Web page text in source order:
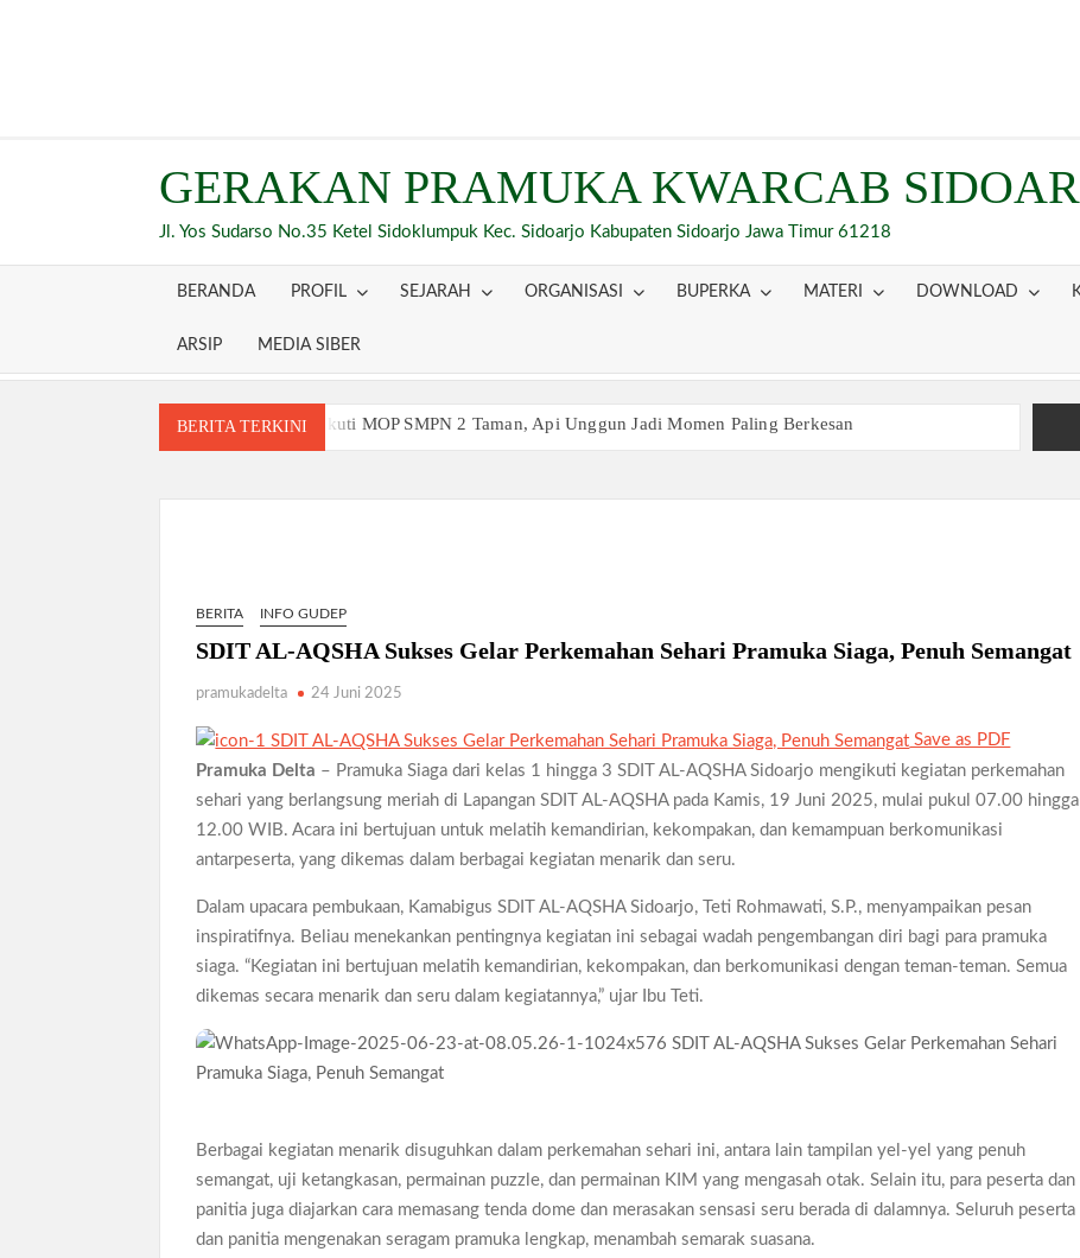
GERAKAN PRAMUKA KWARCAB
Jl. Yos Sudarso No.35 Ketel Sidoklumpuk Kec. Sidoarjo Kabupaten Sidoarjo Jawa Timur 61218
BERANDA PROFIL SEJARAH ORGANISASI BUPERKA MATERI DOWNLOAD
ARSIP MEDIA SIBER
BERITA TERKINI
Siswa Baru Antusias Ikuti MOP SMPN 2 Taman, Api Unggun Jadi Momen Paling Berkesan
Taman Cetak Generasi Tangguh
Pramuka SMKN 1 Jabon Tempa Disiplin dan Kepedulian Sosial Melalui Jelajah Desa
Gemuruh Semangat di Pangkalan SMP YPM 1 Taman: Saat Kompetisi Mencetak Karakter dan Merajut
Generasi di PSCC VI
Perkuat Kepemimpinan dan Demokrasi, Kwarran Jabon Gelar Dianpinsa serta Musppanitera 2026
Bukan Cuma Kemah! Pramuka SMK YPM 3 Taman Adopsi Sistem Kerja Industri Lewat KPDA
Kwarran Porong Gembleng Penegak Pramuka Lewat Pelatihan Keprotokoleran
Tumbuhkan Ceria dan Karakter Sejak Dini, 704 Pramuka Siaga Ramaikan Pesta Siaga Kwarran Prambon
2026
Gelar Musppanitera 2026, Kwarran Taman Cetak Pemimpin Baru dan Perkuat Kolaborasi Lintas Pangkalan
Ajang Kompetensi Antar Ambalan II SMKN 2 Buduran 2026 Diwarnai Penampilan Tari Kreasi Berselendang
Peringanti Momentum Hardiknas, Kwarran Sedati Gelar Rapat Kerja
BERITA INFO GUDEP
SDIT AL-AQSHA Sukses Gelar Perkemahan Sehari Pramuka Siaga, Penuh Semangat
pramukadelta 24 Juni 2025
Save as PDF
Pramuka Delta – Pramuka Siaga dari kelas 1 hingga 3 SDIT AL-AQSHA Sidoarjo mengikuti kegiatan perkemahan
sehari yang berlangsung meriah di Lapangan SDIT AL-AQSHA pada Kamis, 19 Juni 2025, mulai pukul 07.00 hingga
12.00 WIB. Acara ini bertujuan untuk melatih kemandirian, kekompakan, dan kemampuan berkomunikasi
antarpeserta, yang dikemas dalam berbagai kegiatan menarik dan seru.
Dalam upacara pembukaan, Kamabigus SDIT AL-AQSHA Sidoarjo, Teti Rohmawati, S.P., menyampaikan pesan
inspiratifnya. Beliau menekankan pentingnya kegiatan ini sebagai wadah pengembangan diri bagi para pramuka
siaga. “Kegiatan ini bertujuan melatih kemandirian, kekompakan, dan berkomunikasi dengan teman-teman. Semua
dikemas secara menarik dan seru dalam kegiatannya,” ujar Ibu Teti.
Berbagai kegiatan menarik disuguhkan dalam perkemahan sehari ini, antara lain tampilan yel-yel yang penuh
semangat, uji ketangkasan, permainan puzzle, dan permainan KIM yang mengasah otak. Selain itu, para peserta dan
panitia juga diajarkan cara memasang tenda dome dan merasakan sensasi seru berada di dalamnya. Seluruh peserta
dan panitia mengenakan seragam pramuka lengkap, menambah semarak suasana.